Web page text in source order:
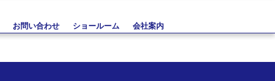
お問い合わせ ショールーム 会社案内